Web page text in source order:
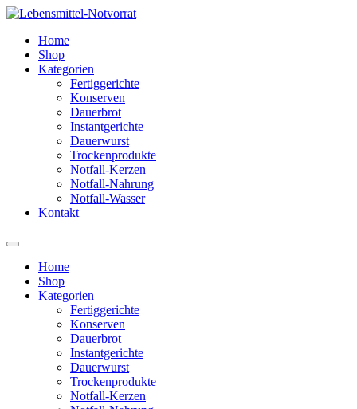
Zum
springenHome
Shop
Kategorien
Fertiggerichte
Konserven
Dauerbrot
Instantgerichte
Dauerwurst
Trockenprodukte
Notfall-Kerzen
Notfall-Nahrung
Notfall-Wasser
Kontakt
Home
Shop
Kategorien
Fertiggerichte
Konserven
Dauerbrot
Instantgerichte
Dauerwurst
Trockenprodukte
Notfall-Kerzen